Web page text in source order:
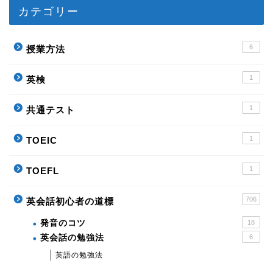
カテゴリー
授業方法 6
英検 1
共通テスト 1
TOEIC 1
TOEFL 1
英会話初心者の道標 706
発音のコツ 18
英会話の勉強法 6
英語の勉強法